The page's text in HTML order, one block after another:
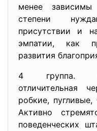
менее
степени
присутствии и
эмпатии, как
развития
4 группа.
отличительная
робкие,
Активно
поведенческих